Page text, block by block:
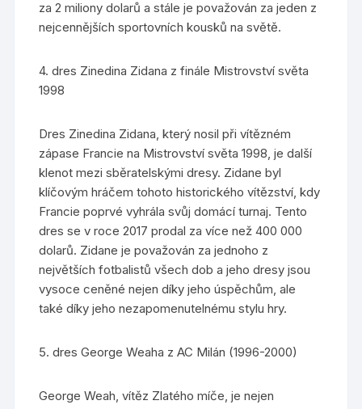
za 2 miliony dolarů a stále je považován za jeden z
nejcennějších sportovních kousků na světě.
4. dres Zinedina Zidana z finále Mistrovství světa
1998
Dres Zinedina Zidana, který nosil při vítězném
zápase Francie na Mistrovství světa 1998, je další
klenot mezi sběratelskými dresy. Zidane byl
klíčovým hráčem tohoto historického vítězství, kdy
Francie poprvé vyhrála svůj domácí turnaj. Tento
dres se v roce 2017 prodal za více než 400 000
dolarů. Zidane je považován za jednoho z
největších fotbalistů všech dob a jeho dresy jsou
vysoce ceněné nejen díky jeho úspěchům, ale
také díky jeho nezapomenutelnému stylu hry.
5. dres George Weaha z AC Milán (1996-2000)
George Weah, vítěz Zlatého míče, je nejen